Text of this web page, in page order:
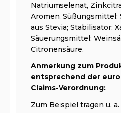
Natriumselenat,
Aromen, Süßungsmittel:
aus Stevia; Stabilisator:
Säuerungsmittel:
Citronensäure.
Anmerkung zum
entsprechend der
Claims-Verordnung:
Zum Beispiel tragen u.